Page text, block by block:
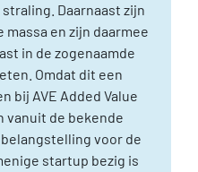
Daarnaast zijn
en zijn daarmee
in de zogenaamde
Omdat dit een
bij AVE Added Value
vanuit de bekende
voor de
startup bezig is